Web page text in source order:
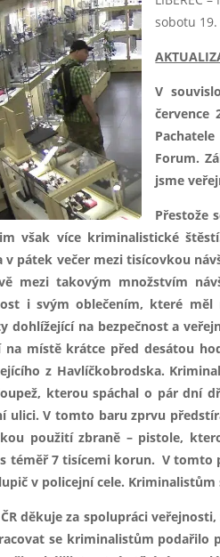
sobotu
V
července
Forum.
jsme
Přestože
však více kriminalistické
v pátek večer mezi tisícovkou
mezi takovým množstvím
i svým oblečením, které měl
dohlížející na bezpečnost a
na místě krátce před desátou
z Havlíčkobrodska.
kterou spáchal o pár dní
ulici. V tomto baru zprvu
použití zbraně – pistole,
téměř 7 tisícemi korun. V tomto
v policejní cele.
děkuje za spolupráci
se kriminalistům podařilo